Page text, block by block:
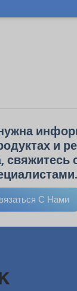
и
свяжитесь
С Нами